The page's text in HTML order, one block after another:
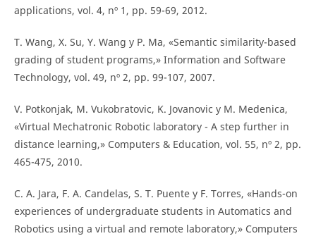
applications, vol. 4, nº 1, pp. 59-69, 2012.
T. Wang, X. Su, Y. Wang y P. Ma, «Semantic similarity-based
grading of student programs,» Information and Software
Technology, vol. 49, nº 2, pp. 99-107, 2007.
V. Potkonjak, M. Vukobratovic, K. Jovanovic y M. Medenica,
«Virtual Mechatronic Robotic laboratory - A step further in
distance learning,» Computers & Education, vol. 55, nº 2, pp.
465-475, 2010.
C. A. Jara, F. A. Candelas, S. T. Puente y F. Torres, «Hands-on
experiences of undergraduate students in Automatics and
Robotics using a virtual and remote laboratory,» Computers